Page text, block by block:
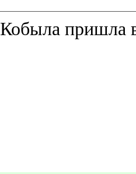
Кобыла пришла